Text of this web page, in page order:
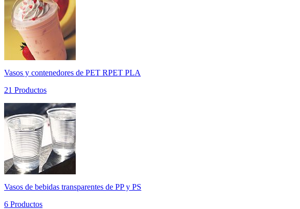
Vasos y contenedores de PET RPET PLA
21 Productos
Vasos de bebidas transparentes de PP y PS
6 Productos